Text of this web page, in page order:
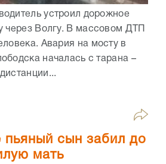
устроил дорожное
через Волгу. В массовом ДТП
Авария на мосту в
началась с тарана –
сын забил до
мать